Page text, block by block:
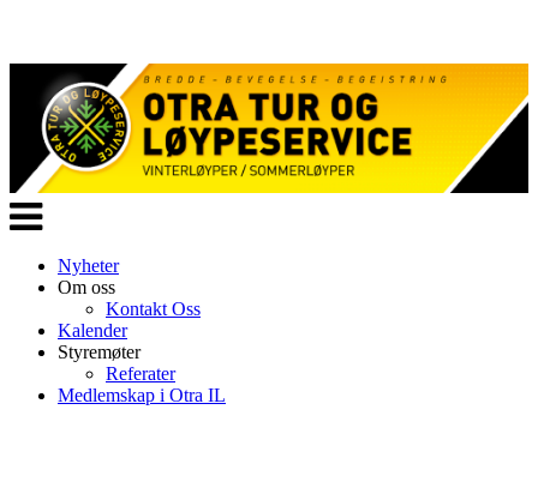
Veksle
navigasjon
Nyheter
Om oss
Kontakt Oss
Kalender
Styremøter
Referater
Medlemskap i Otra IL